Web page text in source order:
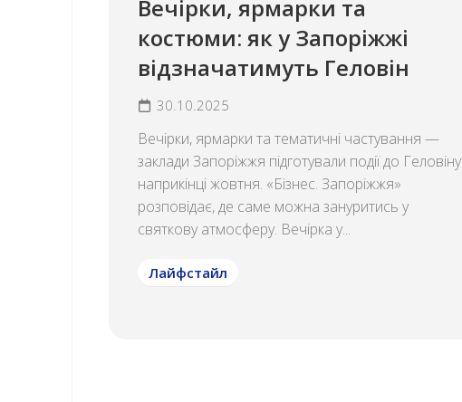
Вечірки, ярмарки та
костюми: як у Запоріжжі
відзначатимуть Геловін
30.10.2025
Вечірки, ярмарки та тематичні частування —
заклади Запоріжжя підготували події до Геловіну
наприкінці жовтня. «Бізнес. Запоріжжя»
розповідає, де саме можна зануритись у
святкову атмосферу. Вечірка у...
Лайфстайл